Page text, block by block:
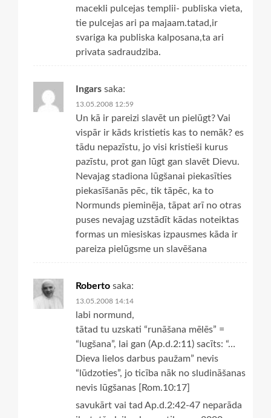
macekli pulcejas templii- publiska vieta,
tie pulcejas ari pa majaam.tatad,ir
svariga ka publiska kalposana,ta ari
privata sadraudziba.
Ingars saka:
13.05.2008 12:59
Un kā ir pareizi slavēt un pielūgt? Vai
vispār ir kāds kristietis kas to nemāk? es
tādu nepazīstu, jo visi kristieši kurus
pazīstu, prot gan lūgt gan slavēt Dievu.
Nevajag stadiona lūgšanai piekasīties
piekasīšanās pēc, tik tāpēc, ka to
Normunds pieminēja, tāpat arī no otras
puses nevajag uzstādīt kādas noteiktas
formas un miesiskas izpausmes kāda ir
pareiza pielūgsme un slavēšana
Roberto saka:
13.05.2008 14:14
labi normund,
tātad tu uzskati “runāšana mēlēs” =
“lugšana”, lai gan (Ap.d.2:11) sacīts: “…
Dieva lielos darbus paužam” nevis
“lūdzoties”, jo ticība nāk no sludināšanas
nevis lūgšanas [Rom.10:17]
savukārt vai tad Ap.d.2:42-47 neparāda